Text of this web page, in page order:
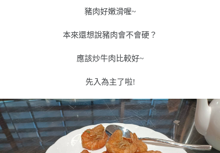
豬肉好嫩滑喔~
本來還想說豬肉會不會硬？
應該炒牛肉比較好~
先入為主了啦!